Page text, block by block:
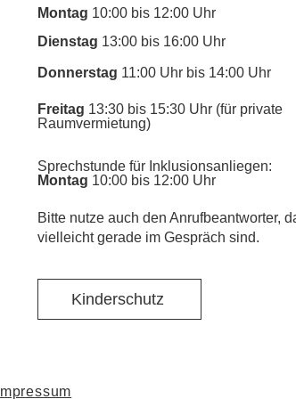
Montag 10:00 bis 12:00 Uhr
Dienstag 13:00 bis 16:00 Uhr
Donnerstag 11:00 Uhr bis 14:00 Uhr
Freitag 13:30 bis 15:30 Uhr (für private
Raumvermietung)
Sprechstunde für Inklusionsanliegen:
Montag 10:00 bis 12:00 Uhr
​Bitte nutze auch den Anrufbeantworter,
vielleicht gerade im Gespräch sind.
Kinderschutz
Impressum